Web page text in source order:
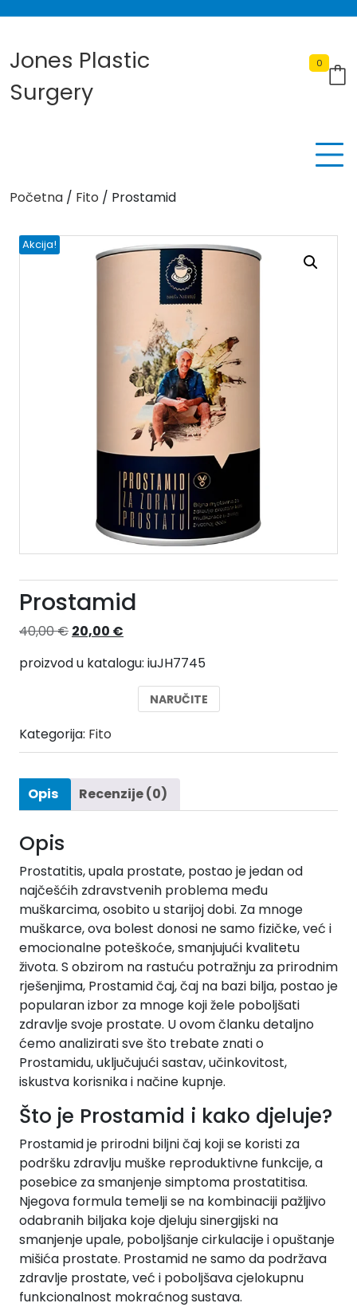
Jones Plastic
Surgery
0
Početna / Fito / Prostamid
Akcija!
Prostamid
40,00€ Izvorna
bila
20,00 €
je:
20,00 €.
proizvod u katalogu: iuJH7745
NARUČITE
Kategorija: Fito
Opis Recenzije (0)
Opis
Prostatitis, upala prostate, postao je jedan od
najčešćih zdravstvenih problema među
muškarcima, osobito u starijoj dobi. Za mnoge
muškarce, ova bolest donosi ne samo fizičke, već i
emocionalne poteškoće, smanjujući kvalitetu
života. S obzirom na rastuću potražnju za prirodnim
rješenjima, Prostamid čaj, čaj na bazi bilja, postao je
popularan izbor za mnoge koji žele poboljšati
zdravlje svoje prostate. U ovom članku detaljno
ćemo analizirati sve što trebate znati o
Prostamidu, uključujući sastav, učinkovitost,
iskustva korisnika i načine kupnje.
Što je Prostamid i kako djeluje?
Prostamid je prirodni biljni čaj koji se koristi za
podršku zdravlju muške reproduktivne funkcije, a
posebice za smanjenje simptoma prostatitisa.
Njegova formula temelji se na kombinaciji pažljivo
odabranih biljaka koje djeluju sinergijski na
smanjenje upale, poboljšanje cirkulacije i opuštanje
mišića prostate. Prostamid ne samo da podržava
zdravlje prostate, već i poboljšava cjelokupnu
funkcionalnost mokraćnog sustava.